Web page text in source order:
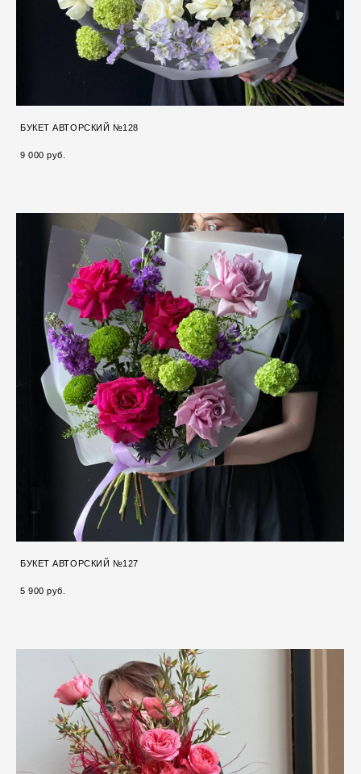
БУКЕТ АВТОРСКИЙ №128
9 000 pуб.
БУКЕТ АВТОРСКИЙ №127
5 900 pуб.